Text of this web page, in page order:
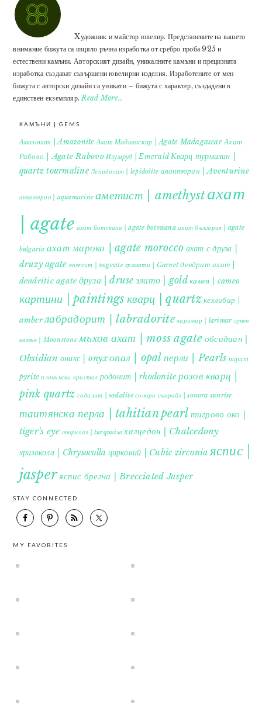
Xудожник и майстор ювелир. Представените на вашето
внимание бижута са изцяло ръчна изработка от сребро проба 925 и
естествени камъни. Авторският дизайн, уникалните камъни и прецизната
изработка създават съвършени ювелирни изделия. Изработените от мен
бижута с авторски дизайн са уникати – бижута с характер, създадени в
единствен екземпляр.Read More…
КАМЪНИ | GEMS
Амазонит | Amazonite Ахат Мадагаскар | Agate Madagascar Ахат
Рабово | Agate Rabovo Изумруд | Emerald Кварц турмалин |
quartz tourmaline Лепидолит | lepidolite авантюрин | Aventurine
аквамарин | aquamarine аметист | amethystахат
| agate ахат ботсвана | agate botswana ахат българия | agate
bulgaria ахат мароко | agate morocco ахат с друза |
druzy agate вогесит | vogesite гранати | Garnet дендрит ахат |
dendritic agate друза | druse злато | gold камея | cameo
картини | paintings кварц | quartzкехлибар |
amberлабрадорит | labradorite ларимар | larimar лунен
камък | Moonstone мъхов ахат | moss agate обсидиан |
Obsidian оникс | onyxопал | opal перли | Pearls пирит |
pyrite планински кристал родонит | rhodonite розов кварц |
pink quartz содалит | sodalite сонора сънрайз | sonora sunrise
таитянска перла | tahitian pearl тигрово око |
tiger's eye тюркоаз | turquoise халцедон | Chalcedony
хризокола | Chrysocolla цирконий | Cubic zirconia яспис |
jasperяспис брегча | Brecciated Jasper
STAY CONNECTED
MY FAVORITES